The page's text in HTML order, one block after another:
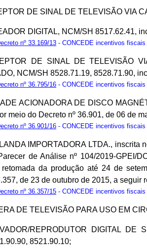
DE SINAL DE TELEVISÃO VIA
DIGITAL, NCM/SH 8517.62.41,
nº 33.169/13 - CONCEDE incentivos
DE SINAL DE TELEVISÃO
NCM/SH 8528.71.19, 8528.71.90,
nº 36.795/16 - CONCEDE incentivos
ACIONADORA DE DISCO
meio do Decreto nº 36.901, de 06 de
nº 36.901/16 - CONCEDE incentivos
IMPORTADORA LTDA.,
de Análise nº 104/2019-GPEI/
retomada da produção até 24 de
de 23 de outubro de 2015, a seguir
nº 36.357/15 - CONCEDE incentivos
DE TELEVISÃO PARA USO EM
REPRODUTOR DIGITAL
8521.90.10;